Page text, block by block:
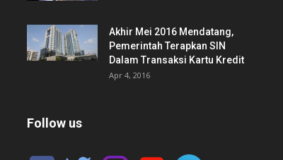
Akhir Mei 2016 Mendatang,
Pemerintah Terapkan SIN
Dalam Transaksi Kartu Kredit
Apr 4, 2016
Follow us